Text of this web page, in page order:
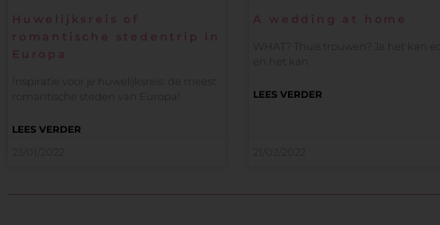
Huwelijksreis of
romantische stedentrip in
Europa
Inspiratie voor je huwelijksreis: de meest
romantische steden van Europa!
LEES VERDER
A wedding at home
WHAT? Thuis trouwen? Ja het kan
en het kan
LEES VERDER